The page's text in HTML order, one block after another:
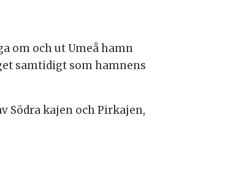
om och ut Umeå hamn
samtidigt som hamnens
Södra kajen och Pirkajen,